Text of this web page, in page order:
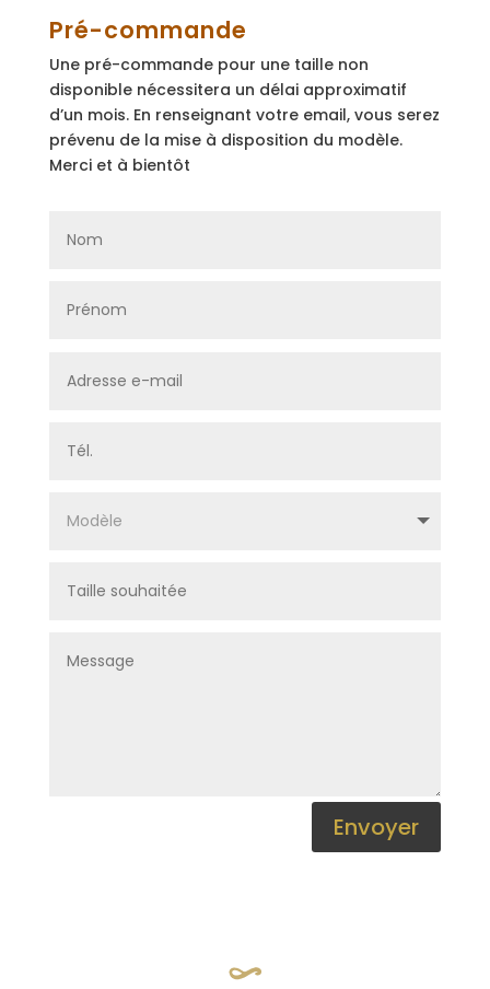
Pré-commande
Une pré-commande pour une taille non
disponible nécessitera un délai approximatif
d’un mois. En renseignant votre email, vous serez
prévenu de la mise à disposition du modèle.
Merci et à bientôt
Envoyer